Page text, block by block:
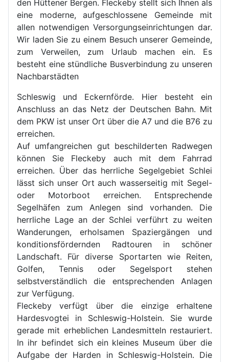
den Hüttener Bergen. Fleckeby stellt sich Ihnen als
eine moderne, aufgeschlossene Gemeinde mit
allen notwendigen Versorgungseinrichtungen dar.
Wir laden Sie zu einem Besuch unserer Gemeinde,
zum Verweilen, zum Urlaub machen ein. Es
besteht eine stündliche Busverbindung zu unseren
Nachbarstädten
Schleswig und Eckernförde. Hier besteht ein
Anschluss an das Netz der Deutschen Bahn. Mit
dem PKW ist unser Ort über die A7 und die B76 zu
erreichen.
Auf umfangreichen gut beschilderten Radwegen
können Sie Fleckeby auch mit dem Fahrrad
erreichen. Über das herrliche Segelgebiet Schlei
lässt sich unser Ort auch wasserseitig mit Segel-
oder Motorboot erreichen. Entsprechende
Segelhäfen zum Anlegen sind vorhanden. Die
herrliche Lage an der Schlei verführt zu weiten
Wanderungen, erholsamen Spaziergängen und
konditionsfördernden Radtouren in schöner
Landschaft. Für diverse Sportarten wie Reiten,
Golfen, Tennis oder Segelsport stehen
selbstverständlich die entsprechenden Anlagen
zur Verfügung.
Fleckeby verfügt über die einzige erhaltene
Hardesvogtei in Schleswig-Holstein. Sie wurde
gerade mit erheblichen Landesmitteln restauriert.
In ihr befindet sich ein kleines Museum über die
Aufgabe der Harden in Schleswig-Holstein. Die